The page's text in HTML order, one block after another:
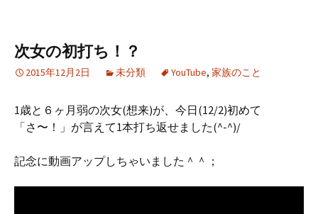
次女の初打ち！？
2015年12月2日 未分類 YouTube, 家族のこと
1歳と６ヶ月弱の次女(想来)が、今日(12/2)初めて
「さ〜！」が言えて1本打ち返せました(^-^)/
記念に動画アップしちゃいました＾＾；